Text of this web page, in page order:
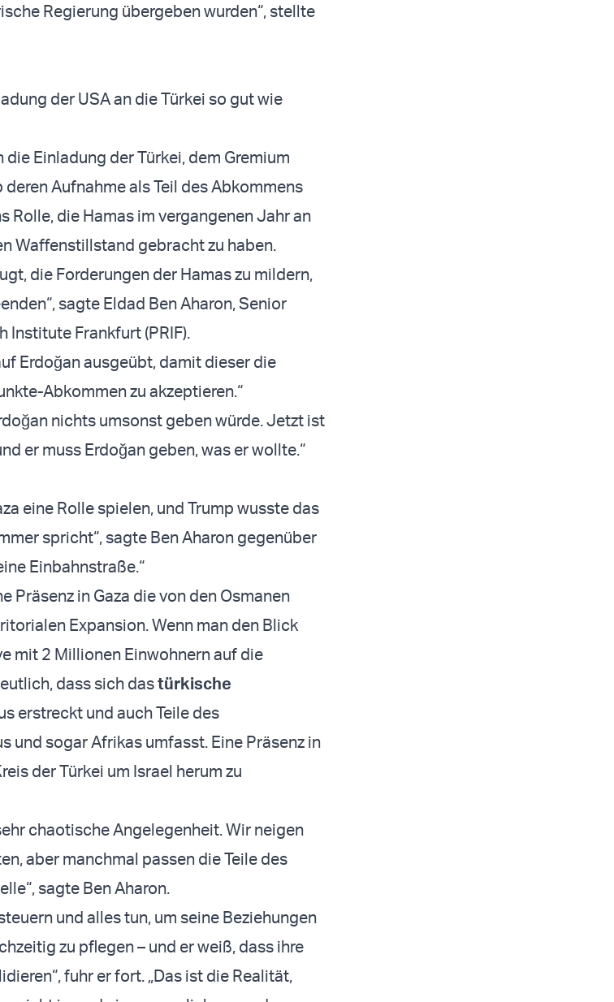
Regierung übergeben wurden“, stellte
der USA an die Türkei so gut wie
Einladung der Türkei, dem Gremium
Aufnahme als Teil des Abkommens
Rolle, die Hamas im vergangenen Jahr an
Waffenstillstand gebracht zu haben.
die Forderungen der Hamas zu mildern,
sagte Eldad Ben Aharon, Senior
Institute Frankfurt (PRIF).
Erdoğan ausgeübt, damit dieser die
Abkommen zu akzeptieren.“
nichts umsonst geben würde. Jetzt ist
er muss Erdoğan geben, was er wollte.“
eine Rolle spielen, und Trump wusste das
spricht“, sagte Ben Aharon gegenüber
Einbahnstraße.“
Präsenz in Gaza die von den Osmanen
Expansion. Wenn man den Blick
mit 2 Millionen Einwohnern auf die
dass sich dastürkische
erstreckt und auch Teile des
und sogar Afrikas umfasst. Eine Präsenz in
der Türkei um Israel herum zu
chaotische Angelegenheit. Wir neigen
aber manchmal passen die Teile des
sagte Ben Aharon.
und alles tun, um seine Beziehungen
zu pflegen – und er weiß, dass ihre
fuhr er fort. „Das ist die Realität,